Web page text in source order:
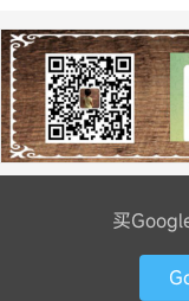
买